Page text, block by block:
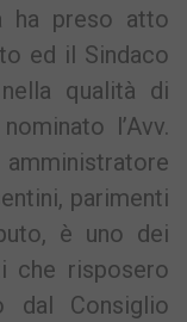
ha preso atto
ed il Sindaco
qualità di
l’Avv.
parimenti
è uno dei
che risposero
dal Consiglio